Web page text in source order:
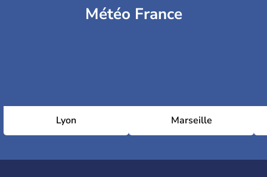
Météo France
Lyon Marseille